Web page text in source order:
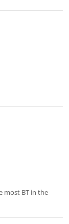
most BT in the